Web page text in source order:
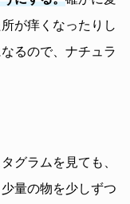
が痒くなったりし
るので、ナチュラ
グラムを見ても、
量の物を少しずつ